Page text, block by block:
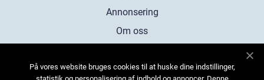
Annonsering
Om oss
Kontakta oss
På vores website bruges cookies til at huske dine indstillinger,